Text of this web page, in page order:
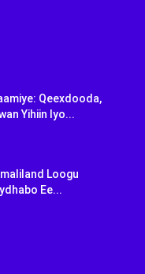
Qeexdooda,
Yihiin Iyo...
Loogu
Ee...